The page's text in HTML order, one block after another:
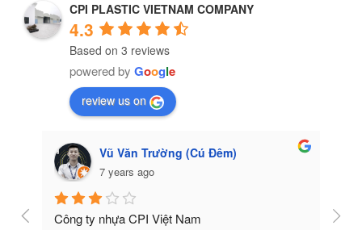
CPI PLASTIC VIETNAM COMPANY
4.3
Based on 3 reviews
powered by Google
review us on
Vũ Văn Trường (Cú Đêm)
7 years ago
Công ty nhựa CPI Việt Nam Tốt